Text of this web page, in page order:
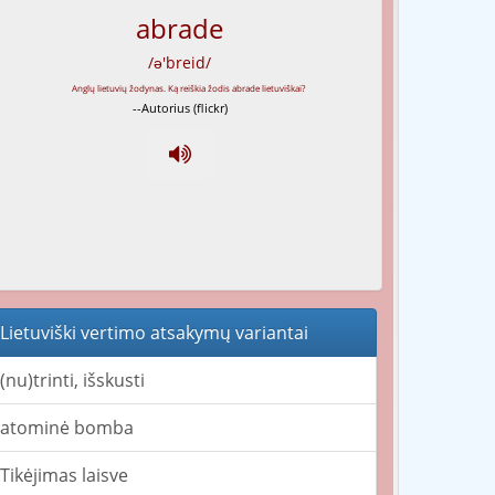
abrade
/ə'breid/
--Autorius (flickr)
Lietuviški vertimo atsakymų variantai
(nu)trinti, išskusti
atominė bomba
Tikėjimas laisve